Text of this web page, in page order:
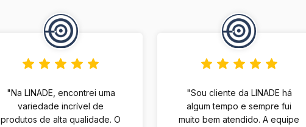
"Na LINADE, encontrei uma
variedade incrível de
produtos de alta qualidade. O
"Sou cliente da LINADE há
algum tempo e sempre fui
muito bem atendido. A equipe